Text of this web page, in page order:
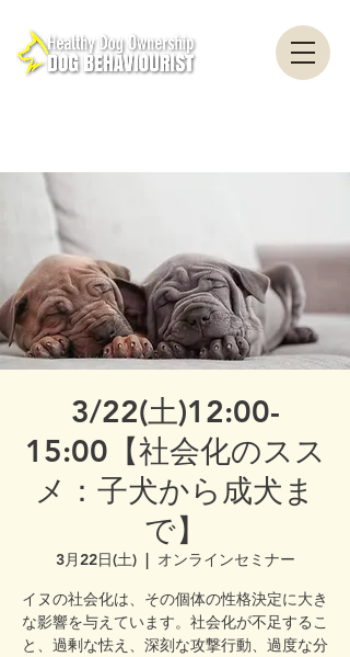
3/22(土)12:00-
15:00【社会化のスス
メ：子犬から成犬ま
で】
3月22日(土)
  |
オンラインセミナー
イヌの社会化は、その個体の性格決定に大き
な影響を与えています。社会化が不足するこ
と、過剰な怯え、深刻な攻撃行動、過度な分